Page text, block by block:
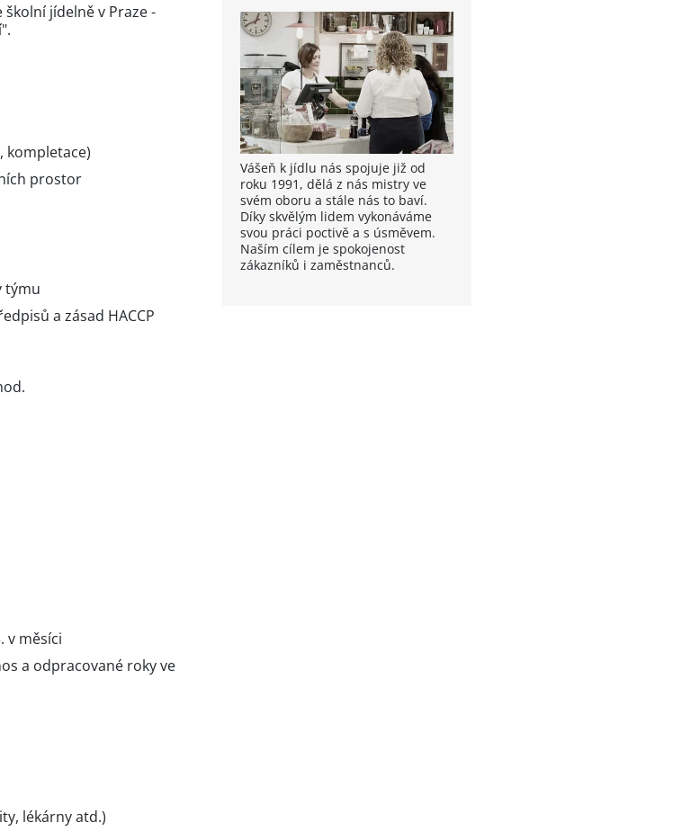
Vášeň k jídlu nás spojuje již od
roku 1991, dělá z nás mistry ve
svém oboru a stále nás to baví.
Díky skvělým lidem vykonáváme
svou práci poctivě a s úsměvem.
Naším cílem je spokojenost
zákazníků i zaměstnanců.
jídelně v Praze -
kompletace)
prostor
týmu
a zásad HACCP
v měsíci
a odpracované roky ve
lékárny atd.)